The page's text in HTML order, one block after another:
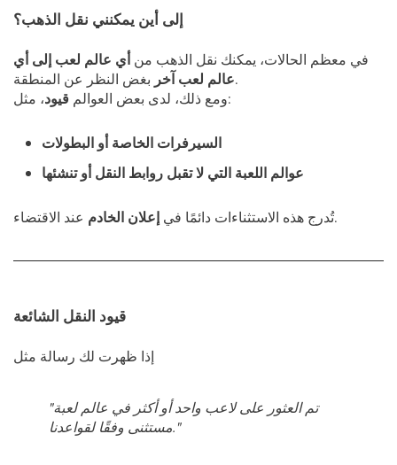
إلى أين يمكنني نقل الذهب؟
في معظم الحالات، يمكنك نقل الذهب منأي عالم لعب إلى أي
عالم لعب آخربغض النظر عن المنطقة.
ومع ذلك، لدى بعض العوالم قيود ، مثل:
السيرفرات الخاصة أو البطولات
عوالم اللعبة التي لا تقبل روابط النقل أو تنشئها
تُدرج هذه الاستثناءات دائمًا في إعلان الخادم عند الاقتضاء.
قيود النقل الشائعة
إذا ظهرت لك رسالة مثل
"تم العثور على لاعب واحد أو أكثر في عالم لعبة
مستثنى وفقًا لقواعدنا."